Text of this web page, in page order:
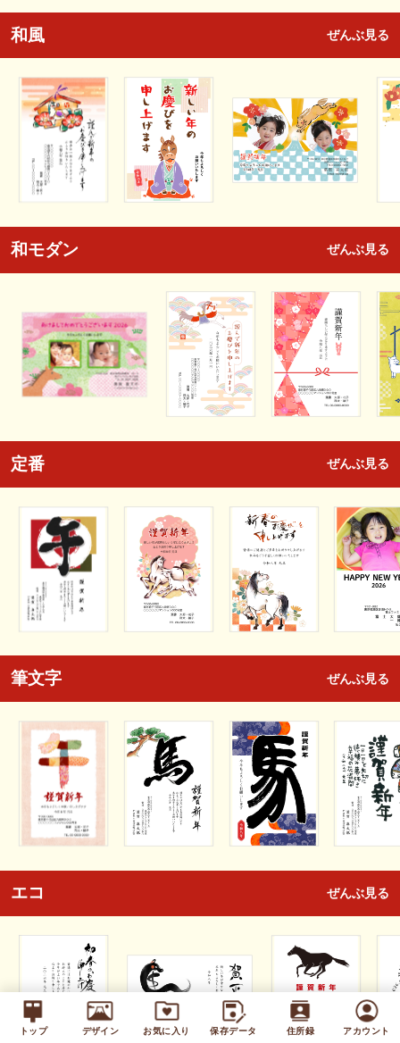
トップ デザイン お気に入り 保存データ 住所録 アカウント
和風 ぜんぶ見る
和モダン ぜんぶ見る
定番 ぜんぶ見る
筆文字 ぜんぶ見る
エコ ぜんぶ見る